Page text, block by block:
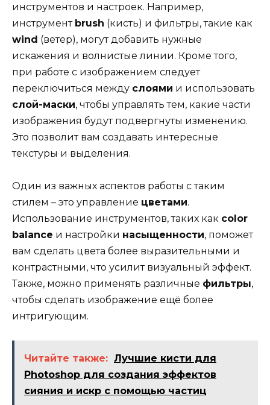
инструментов и настроек. Например,
инструмент brush (кисть) и фильтры, такие как
wind (ветер), могут добавить нужные
искажения и волнистые линии. Кроме того,
при работе с изображением следует
переключиться между слоями и использовать
слой-маски, чтобы управлять тем, какие части
изображения будут подвергнуты изменению.
Это позволит вам создавать интересные
текстуры и выделения.
Один из важных аспектов работы с таким
стилем – это управление цветами.
Использование инструментов, таких как color
balance и настройки насыщенности, поможет
вам сделать цвета более выразительными и
контрастными, что усилит визуальный эффект.
Также, можно применять различные фильтры,
чтобы сделать изображение ещё более
интригующим.
Читайте также: Лучшие кисти для
Photoshop для создания эффектов
сияния и искр с помощью частиц